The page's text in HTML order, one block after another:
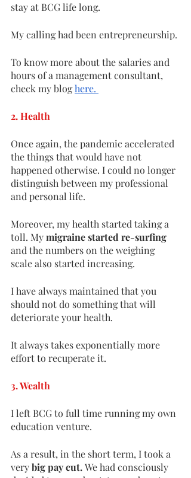
stay at BCG life long.
My calling had been entrepreneurship.
To know more about the salaries and
hours of a management consultant,
check my blog here.
2. Health
Once again, the pandemic accelerated
the things that would have not
happened otherwise. I could no longer
distinguish between my professional
and personal life.
Moreover, my health started taking a
toll. My migraine started re-surfing
and the numbers on the weighing
scale also started increasing.
I have always maintained that you
should not do something that will
deteriorate your health.
It always takes exponentially more
effort to recuperate it.
3. Wealth
I left BCG to full time running my own
education venture.
As a result, in the short term, I took a
very big pay cut. We had consciously